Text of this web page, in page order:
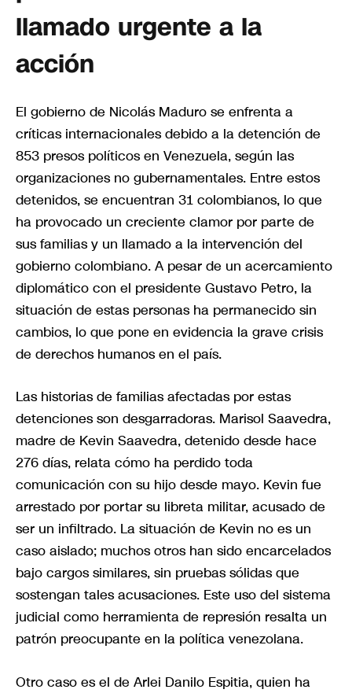
llamado urgente a la
acción
El gobierno de Nicolás Maduro se enfrenta a
críticas internacionales debido a la detención de
853 presos políticos en Venezuela, según las
organizaciones no gubernamentales. Entre estos
detenidos, se encuentran 31 colombianos, lo que
ha provocado un creciente clamor por parte de
sus familias y un llamado a la intervención del
gobierno colombiano. A pesar de un acercamiento
diplomático con el presidente Gustavo Petro, la
situación de estas personas ha permanecido sin
cambios, lo que pone en evidencia la grave crisis
de derechos humanos en el país.
Las historias de familias afectadas por estas
detenciones son desgarradoras. Marisol Saavedra,
madre de Kevin Saavedra, detenido desde hace
276 días, relata cómo ha perdido toda
comunicación con su hijo desde mayo. Kevin fue
arrestado por portar su libreta militar, acusado de
ser un infiltrado. La situación de Kevin no es un
caso aislado; muchos otros han sido encarcelados
bajo cargos similares, sin pruebas sólidas que
sostengan tales acusaciones. Este uso del sistema
judicial como herramienta de represión resalta un
patrón preocupante en la política venezolana.
Otro caso es el de Arlei Danilo Espitia, quien ha